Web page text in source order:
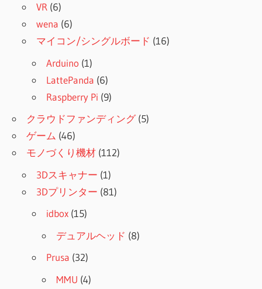
VR (6)
wena (6)
マイコン/シングルボード (16)
Arduino (1)
LattePanda (6)
Raspberry Pi (9)
クラウドファンディング(5)
ゲーム (46)
モノづくり機材 (112)
3Dスキャナー (1)
3Dプリンター (81)
idbox (15)
デュアルヘッド (8)
Prusa (32)
MMU (4)